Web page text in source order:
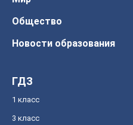
Общество
Новости образования
ГДЗ
1 класс
3 класс